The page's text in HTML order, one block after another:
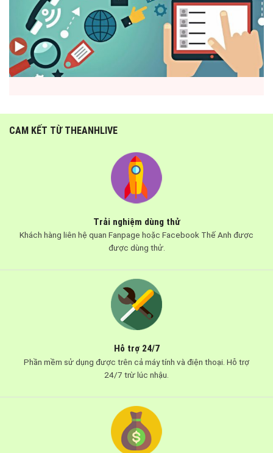
CAM KẾT TỪ THEANHLIVE
Trải nghiệm dùng thử
Khách hàng liên hệ quan Fanpage hoặc Facebook Thế Anh được
được dùng thử.
Hỗ trợ 24/7
Phần mềm sử dụng được trên cả máy tính và điện thoại. Hỗ trợ
24/7 trừ lúc nhậu.